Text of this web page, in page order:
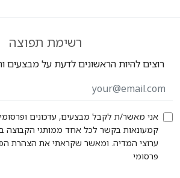
רשימת תפוצה
רוצים להיות הראשונים לדעת על מבצעים
אני מאשר/ת לקבל מבצעים, עדכונים
קמעונאות בקשר לכל אחד ממותגי הקבוצה
ערוצי המדיה. ומאשר שקראתי את הצהרת
פרסומי